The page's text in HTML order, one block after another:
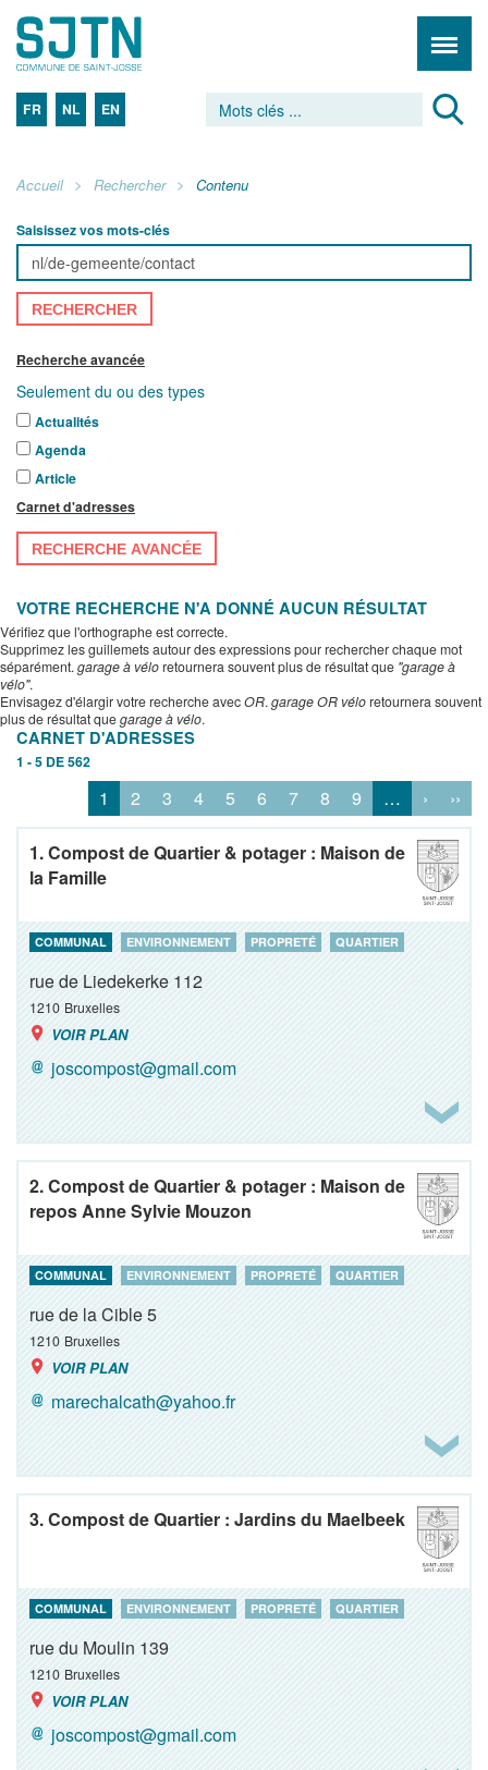
FR NL EN
Accueil Rechercher Contenu
Saisissez vos mots-clés
RECHERCHER
Recherche avancée
Seulement du ou des types
Actualités
Agenda
Article
Carnet d'adresses
RECHERCHE AVANCÉE
VOTRE RECHERCHE N'A DONNÉ AUCUN RÉSULTAT
Vérifiez que l'orthographe est correcte.
Supprimez les guillemets autour des expressions pour rechercher chaque mot
séparément. garage à véloretournera souvent plus de résultat que "garage à
vélo".
Envisagez d'élargir votre recherche avecOR. garage OR véloretournera souvent
plus de résultat quegarage à vélo.
CARNET D'ADRESSES
1 - 5 DE 562
1 2 3 4 5 6 7 8 9 … › ››
1. Compost de Quartier & potager : Maison de
la Famille
COMMUNAL ENVIRONNEMENT PROPRETÉ QUARTIER
rue de Liedekerke 112
1210 Bruxelles
VOIR PLAN
joscompost@gmail.com
2. Compost de Quartier & potager : Maison de
repos Anne Sylvie Mouzon
COMMUNAL ENVIRONNEMENT PROPRETÉ QUARTIER
rue de la Cible 5
1210 Bruxelles
VOIR PLAN
marechalcath@yahoo.fr
3. Compost de Quartier : Jardins du Maelbeek
COMMUNAL ENVIRONNEMENT PROPRETÉ QUARTIER
rue du Moulin 139
1210 Bruxelles
VOIR PLAN
joscompost@gmail.com